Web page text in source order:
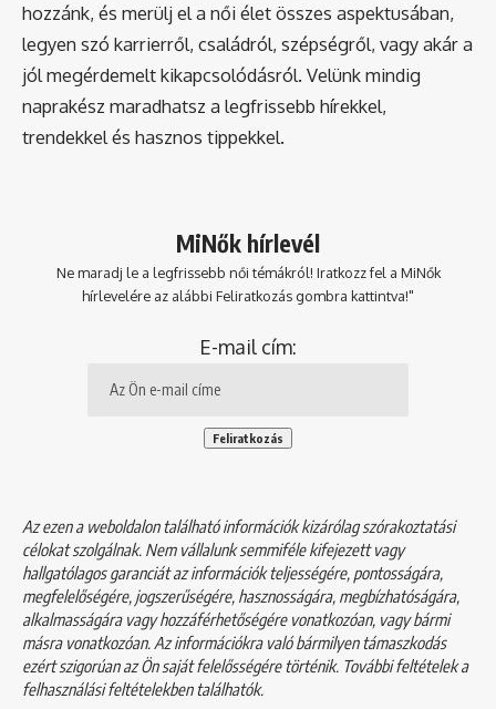
hozzánk, és merülj el a női élet összes aspektusában,
legyen szó karrierről, családról, szépségről, vagy akár a
jól megérdemelt kikapcsolódásról. Velünk mindig
naprakész maradhatsz a legfrissebb hírekkel,
trendekkel és hasznos tippekkel.
MiNők hírlevél
Ne maradj le a legfrissebb női témákról! Iratkozz fel a MiNők
hírlevelére az alábbi Feliratkozás gombra kattintva!"
E-mail cím:
Az ezen a weboldalon található információk kizárólag szórakoztatási
célokat szolgálnak. Nem vállalunk semmiféle kifejezett vagy
hallgatólagos garanciát az információk teljességére, pontosságára,
megfelelőségére, jogszerűségére, hasznosságára, megbízhatóságára,
alkalmasságára vagy hozzáférhetőségére vonatkozóan, vagy bármi
másra vonatkozóan. Az információkra való bármilyen támaszkodás
ezért szigorúan az Ön saját felelősségére történik. További feltételek a
felhasználási feltételekbentalálhatók.